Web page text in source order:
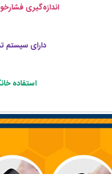
اندازه‌گیری
دارای سیستم
استفاده